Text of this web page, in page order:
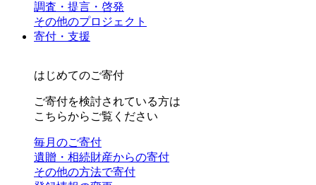
調査・提言・啓発
その他のプロジェクト
寄付・支援
はじめてのご寄付
ご寄付を検討されている方は
こちらからご覧ください
毎月のご寄付
遺贈・相続財産からの寄付
その他の方法で寄付